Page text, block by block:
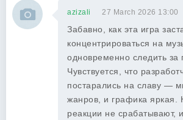
azizali 27 March 2026 13:00
Забавно, как эта игра
концентрироваться на
одновременно следить за
Чувствуется, что
постарались на славу —
жанров, и графика яркая.
реакции не срабатывают,